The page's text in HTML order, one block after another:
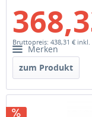
Bruttopreis: 438,31 € inkl.
Merken
zum Produkt